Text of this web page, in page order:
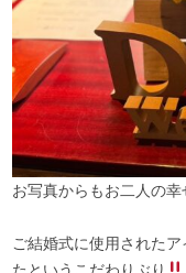
お写真からもお二人の幸
ご結婚式に使用された